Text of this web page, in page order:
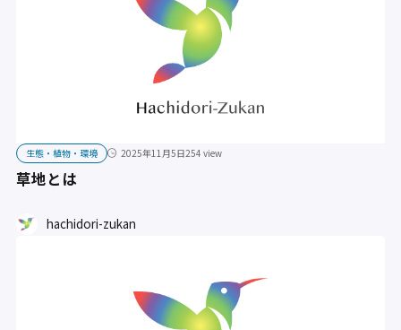
生態・植物・環境 2025年11月5日254 view
草地とは
hachidori-zukan